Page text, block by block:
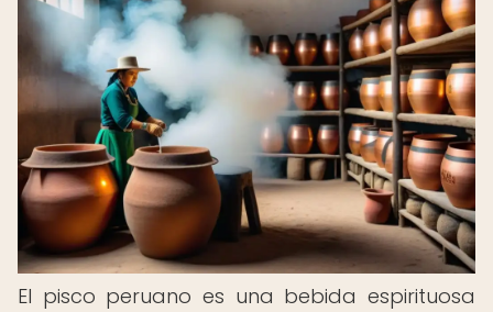
El pisco peruano es una bebida espirituosa